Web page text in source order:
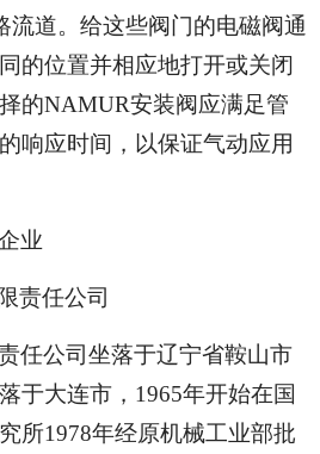
流道。给这些阀门的电磁阀通
的位置并相应地打开或关闭
的NAMUR安装阀应满足管
响应时间，以保证气动应用
业
责任公司
任公司坐落于辽宁省鞍山市
于大连市，1965年开始在国
所1978年经原机械工业部批